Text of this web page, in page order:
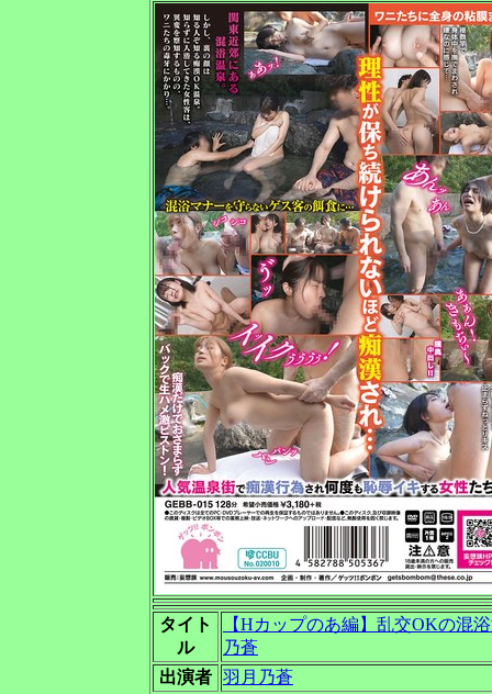
タイト
ル
【Hカップのあ編】乱交OKの混
乃蒼
出演者 羽月乃蒼